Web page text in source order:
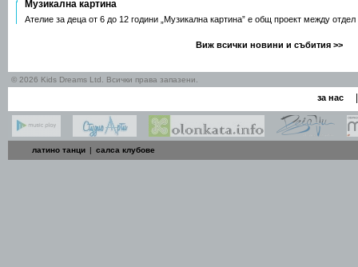
Музикална картина
Ателие за деца от 6 до 12 години „Музикална картина” е общ проект между отдел
Виж всички новини и събития >>
© 2026 Kids Dreams Ltd. Всички права запазени.
за нас
латино танци | салса клубове